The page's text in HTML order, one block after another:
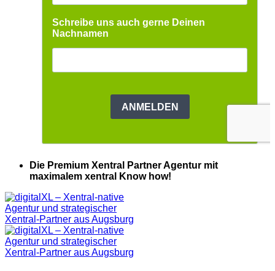
Die Premium Xentral Partner Agentur mit
maximalem xentral Know how!